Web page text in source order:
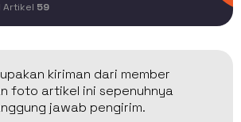
Artikel 59
kiriman dari member
foto artikel ini sepenuhnya
jawab pengirim.